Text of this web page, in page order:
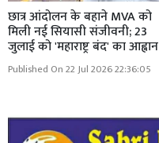
छात्र आंदोलन के बहाने MVA को
मिली नई सियासी संजीवनी; 23
जुलाई को 'महाराष्ट्र बंद' का आह्वान
Published On 22 Jul 2026 22:36:05